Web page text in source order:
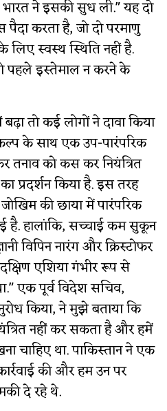
ने इसकी सुध ली." यह दो
पैदा करता है, जो दो परमाणु
लिए स्वस्थ स्थिति नहीं है.
पहले इस्तेमाल न करने के
तो कई लोगों ने दावा किया
के साथ एक उप-पारंपरिक
को कस कर नियंत्रित
प्रदर्शन किया है. इस तरह
की छाया में पारंपरिक
है. हालांकि, सच्चाई कम सुकून
विपिन नारंग और क्रिस्टोफर
एशिया गंभीर रूप से
एक पूर्व विदेश सचिव,
किया, ने मुझे बताया कि
नहीं कर सकता है और हमें
चाहिए था. पाकिस्तान ने एक
की और हम उन पर
दे रहे थे.